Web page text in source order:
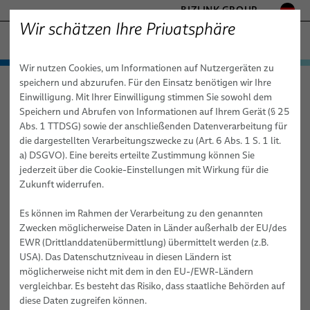
BIZLINK GROUP
− ENGINEERED SOLUTIONS
GESUNDHEITSWESEN
MARINE
MOBILITÄT
HALBLEITERTECHNIK
TELECOM & NETWORKING
SILICONE CABLE SOLUTIONS
Produkte & Dienstleistungen
Automatisierung & Antriebe
FieldLink® Kabel
Konfektionierte Kabel
Dienstleistungen
Energiezuführungen - Kabelmanagementsysteme für
Industrieroboter
Konfektion von Roboterkabeln
Industrielle Roboterschläuche und -leitungen für dynamische
Automatisierungsanwendungen
Schulungen für Automatisierungssysteme
Fabrikautomation & Maschinenbau
Produkte & Dienstleistungen
Robotik
Schulungen für Automatisierungssysteme
Online Training
Grundlagen der Elektrizität
Grundlagen der Elektrizität
Mit einem Klick auf dieses Vorschaubild willigen Sie ein, dass
Inhalte von Google (USA) nachgeladen werden. Hierdurch
erhält Google (USA) die Information, dass Sie unsere Seite
aufgerufen haben sowie die in diesem Rahmen technisch
erforderlichen Daten. Wir haben auf die weitere
Datenverarbeitung durch Google keinen Einfluss. Bitte
Wir schätzen Ihre Privatsphäre
Wir nutzen Cookies, um Informationen auf Nutzergeräten zu
speichern und abzurufen. Für den Einsatz benötigen wir Ihre
Einwilligung. Mit Ihrer Einwilligung stimmen Sie sowohl dem
Speichern und Abrufen von Informationen auf Ihrem Gerät (§ 25
Abs. 1 TTDSG) sowie der anschließenden Datenverarbeitung für
die dargestellten Verarbeitungszwecke zu (Art. 6 Abs. 1 S. 1 lit.
a) DSGVO). Eine bereits erteilte Zustimmung können Sie
jederzeit über die Cookie-Einstellungen mit Wirkung für die
Zukunft widerrufen.
Es können im Rahmen der Verarbeitung zu den genannten
Zwecken möglicherweise Daten in Länder außerhalb der EU/des
EWR (Drittlanddatenübermittlung) übermittelt werden (z.B.
USA). Das Datenschutzniveau in diesen Ländern ist
möglicherweise nicht mit dem in den EU-/EWR-Ländern
vergleichbar. Es besteht das Risiko, dass staatliche Behörden auf
diese Daten zugreifen können.